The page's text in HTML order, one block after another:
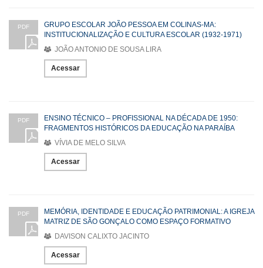
PDF
GRUPO ESCOLAR JOÃO PESSOA EM COLINAS-MA:
INSTITUCIONALIZAÇÃO E CULTURA ESCOLAR (1932-1971)
JOÃO ANTONIO DE SOUSA LIRA
Acessar
PDF
ENSINO TÉCNICO – PROFISSIONAL NA DÉCADA DE 1950:
FRAGMENTOS HISTÓRICOS DA EDUCAÇÃO NA PARAÍBA
VÍVIA DE MELO SILVA
Acessar
PDF
MEMÓRIA, IDENTIDADE E EDUCAÇÃO PATRIMONIAL: A IGREJA
MATRIZ DE SÃO GONÇALO COMO ESPAÇO FORMATIVO
DAVISON CALIXTO JACINTO
Acessar